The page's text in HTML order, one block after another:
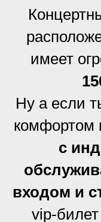
имеет
Ну а если
комфортом
с
входом и
vip-